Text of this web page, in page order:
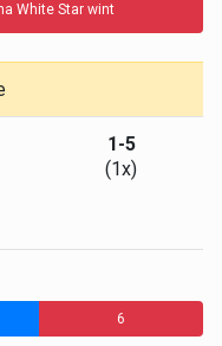
White Star wint
1-5
(1x)
6